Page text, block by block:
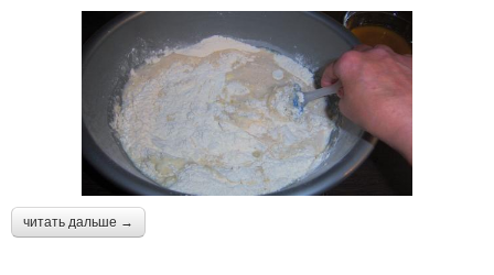
читать дальше →